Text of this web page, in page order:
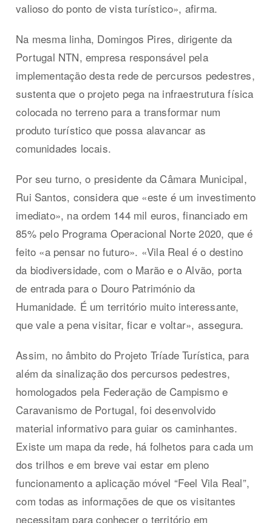
valioso do ponto de vista turístico», afirma.
Na mesma linha, Domingos Pires, dirigente da
Portugal NTN, empresa responsável pela
implementação desta rede de percursos pedestres,
sustenta que o projeto pega na infraestrutura física
colocada no terreno para a transformar num
produto turístico que possa alavancar as
comunidades locais.
Por seu turno, o presidente da Câmara Municipal,
Rui Santos, considera que «este é um investimento
imediato», na ordem 144 mil euros, financiado em
85% pelo Programa Operacional Norte 2020, que é
feito «a pensar no futuro». «Vila Real é o destino
da biodiversidade, com o Marão e o Alvão, porta
de entrada para o Douro Património da
Humanidade. É um território muito interessante,
que vale a pena visitar, ficar e voltar», assegura.
Assim, no âmbito do Projeto Tríade Turística, para
além da sinalização dos percursos pedestres,
homologados pela Federação de Campismo e
Caravanismo de Portugal, foi desenvolvido
material informativo para guiar os caminhantes.
Existe um mapa da rede, há folhetos para cada um
dos trilhos e em breve vai estar em pleno
funcionamento a aplicação móvel “Feel Vila Real”,
com todas as informações de que os visitantes
necessitam para conhecer o território em